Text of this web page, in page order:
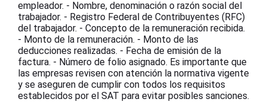
empleador. - Nombre, denominación o razón social del
trabajador. - Registro Federal de Contribuyentes (RFC)
del trabajador. - Concepto de la remuneración recibida.
- Monto de la remuneración. - Monto de las
deducciones realizadas. - Fecha de emisión de la
factura. - Número de folio asignado. Es importante que
las empresas revisen con atención la normativa vigente
y se aseguren de cumplir con todos los requisitos
establecidos por el SAT para evitar posibles sanciones.